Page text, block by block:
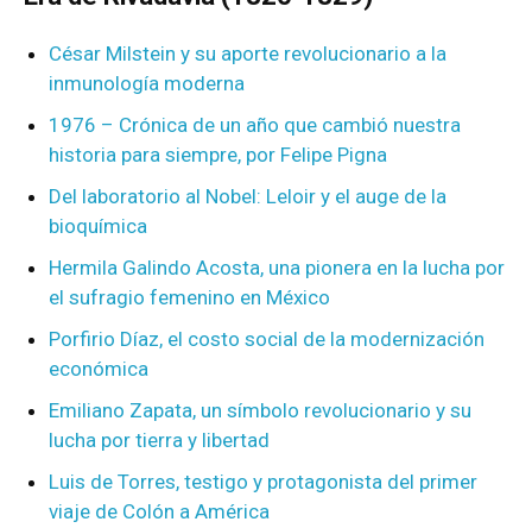
César Milstein y su aporte revolucionario a la
inmunología moderna
1976 – Crónica de un año que cambió nuestra
historia para siempre, por Felipe Pigna
Del laboratorio al Nobel: Leloir y el auge de la
bioquímica
Hermila Galindo Acosta, una pionera en la lucha por
el sufragio femenino en México
Porfirio Díaz, el costo social de la modernización
económica
Emiliano Zapata, un símbolo revolucionario y su
lucha por tierra y libertad
Luis de Torres, testigo y protagonista del primer
viaje de Colón a América